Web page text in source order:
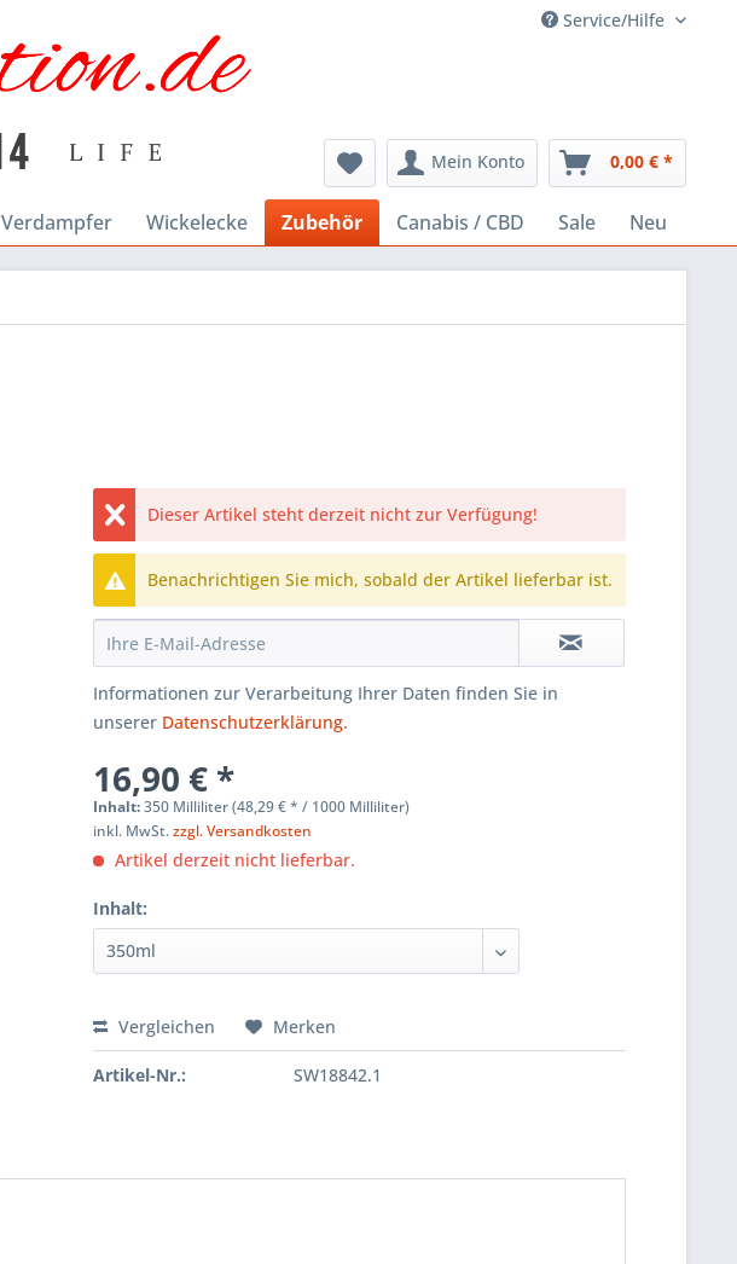
Service/Hilfe
Mein Konto 0,00 € *
Verdampfer Wickelecke Zubehör Canabis / CBD Sale Neu
Dieser Artikel steht derzeit nicht zur Verfügung!
Benachrichtigen Sie mich, sobald der Artikel lieferbar ist.
Informationen zur Verarbeitung Ihrer Daten finden Sie in
unserer Datenschutzerklärung.
16,90 € *
Inhalt:350 Milliliter (48,29 € * / 1000 Milliliter)
inkl. MwSt.zzgl. Versandkosten
Artikel derzeit nicht lieferbar.
Inhalt:
Vergleichen Merken
Artikel-Nr.: SW18842.1